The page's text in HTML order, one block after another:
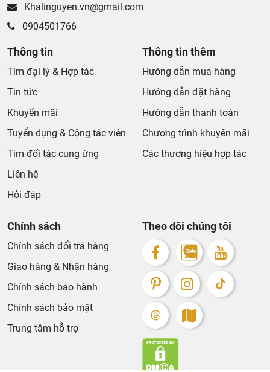
Khalinguyen.vn@gmail.com
0904501766
Thông tin
Tìm đại lý & Hợp tác
Tin tức
Khuyến mãi
Tuyển dụng & Cộng tác viên
Tìm đối tác cung ứng
Liên hệ
Hỏi đáp
Thông tin thêm
Hướng dẫn mua hàng
Hướng dẫn đặt hàng
Hướng dẫn thanh toán
Chương trình khuyến mãi
Các thương hiệu hợp tác
Chính sách
Chính sách đổi trả hàng
Giao hàng & Nhận hàng
Chính sách bảo hành
Chính sách bảo mật
Trung tâm hỗ trợ
Theo dõi chúng tôi